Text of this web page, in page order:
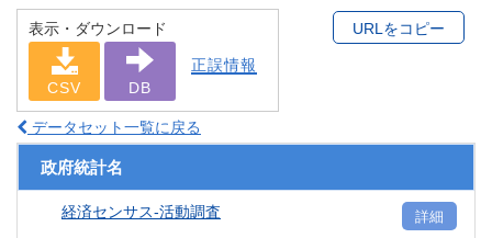
表示・ダウンロード
CSV DB
正誤情報
URLをコピー
データセット一覧に戻る
政府統計名
経済センサス‐活動調査 詳細